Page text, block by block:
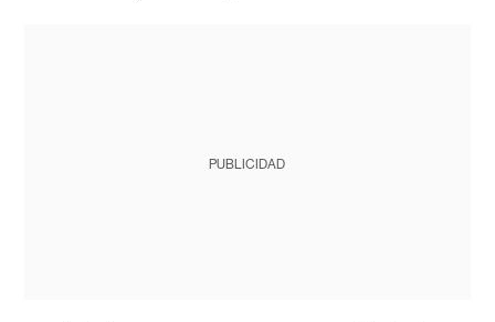
PUBLICIDAD